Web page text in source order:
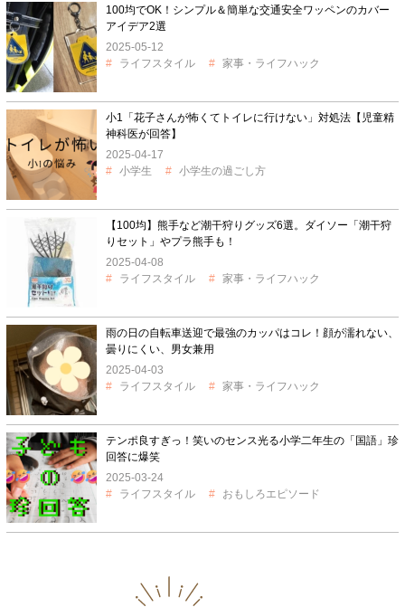
100均でOK！シンプル＆簡単な交通安全ワッペンのカバー
アイデア2選
2025-05-12
ライフスタイル
家事・ライフハック
小1「花子さんが怖くてトイレに行けない」対処法【児童精
神科医が回答】
2025-04-17
小学生
小学生の過ごし方
【100均】熊手など潮干狩りグッズ6選。ダイソー「潮干狩
りセット」やプラ熊手も！
2025-04-08
ライフスタイル
家事・ライフハック
雨の日の自転車送迎で最強のカッパはコレ！顔が濡れない、
曇りにくい、男女兼用
2025-04-03
ライフスタイル
家事・ライフハック
テンポ良すぎっ！笑いのセンス光る小学二年生の「国語」珍
回答に爆笑
2025-03-24
ライフスタイル
おもしろエピソード